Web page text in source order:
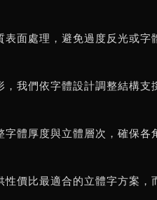
面處理，避免過度反光或字
我們依字體設計調整結構支
體厚度與立體層次，確保各
價比最適合的立體字方案，